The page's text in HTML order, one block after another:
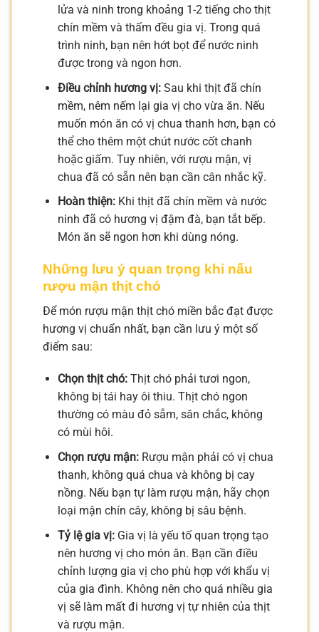
lửa và ninh trong khoảng 1-2 tiếng cho thịt
chín mềm và thấm đều gia vị. Trong quá
trình ninh, bạn nên hớt bọt để nước ninh
được trong và ngon hơn.
Điều chỉnh hương vị:Sau khi thịt đã chín
mềm, nêm nếm lại gia vị cho vừa ăn. Nếu
muốn món ăn có vị chua thanh hơn, bạn có
thể cho thêm một chút nước cốt chanh
hoặc giấm. Tuy nhiên, với rượu mận, vị
chua đã có sẵn nên bạn cần cân nhắc kỹ.
Hoàn thiện:Khi thịt đã chín mềm và nước
ninh đã có hương vị đậm đà, bạn tắt bếp.
Món ăn sẽ ngon hơn khi dùng nóng.
Những lưu ý quan trọng khi nấu
rượu mận thịt chó
Để món rượu mận thịt chó miền bắc đạt được
hương vị chuẩn nhất, bạn cần lưu ý một số
điểm sau:
Chọn thịt chó:Thịt chó phải tươi ngon,
không bị tái hay ôi thiu. Thịt chó ngon
thường có màu đỏ sẫm, săn chắc, không
có mùi hôi.
Chọn rượu mận:Rượu mận phải có vị chua
thanh, không quá chua và không bị cay
nồng. Nếu bạn tự làm rượu mận, hãy chọn
loại mận chín cây, không bị sâu bệnh.
Tỷ lệ gia vị:Gia vị là yếu tố quan trọng tạo
nên hương vị cho món ăn. Bạn cần điều
chỉnh lượng gia vị cho phù hợp với khẩu vị
của gia đình. Không nên cho quá nhiều gia
vị sẽ làm mất đi hương vị tự nhiên của thịt
và rượu mận.